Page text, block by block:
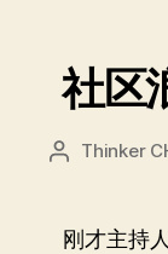
社区
文
者
Thinker
刚才主持人